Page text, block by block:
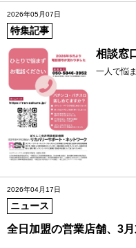
2026年05月07日
特集記事
相談窓
一人で悩
2026年04月17日
ニュース
全日加盟の営業店舗、3